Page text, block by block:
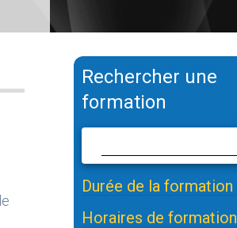
Rechercher une
formation
Durée de la formation
Horaires de formation